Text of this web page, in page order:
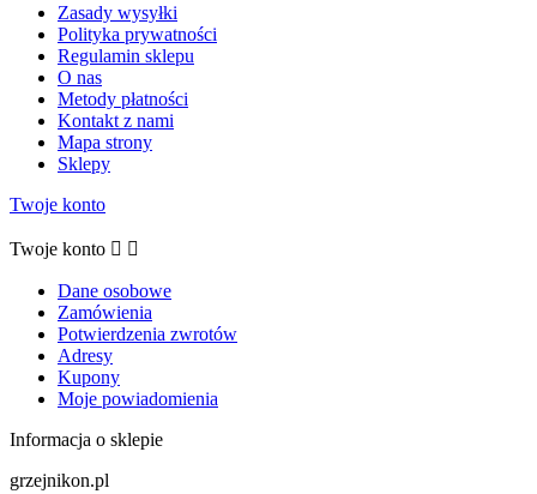
Zasady wysyłki
Polityka prywatności
Regulamin sklepu
O nas
Metody płatności
Kontakt z nami
Mapa strony
Sklepy
Twoje konto
Twoje konto  
Dane osobowe
Zamówienia
Potwierdzenia zwrotów
Adresy
Kupony
Moje powiadomienia
Informacja o sklepie
grzejnikon.pl